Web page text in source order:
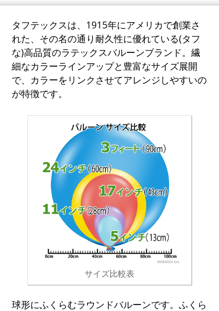
タフテックスは、1915年にアメリカで創業さ
れた、その名の通り耐久性に優れている(タフ
な)高品質のラテックスバルーンブランド。繊
細なカラーラインアップと豊富なサイズ展開
で、カラーをリンクさせてアレンジしやすいの
が特徴です。
サイズ比較表
球形にふくらむラウンドバルーンです。ふくら